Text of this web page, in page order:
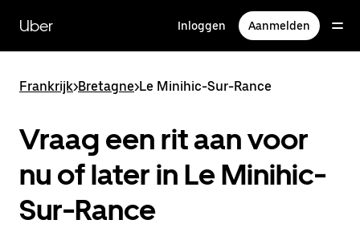
naar
hoofdinhoud
Uber Inloggen Aanmelden
Frankrijk>Bretagne>Le Minihic-Sur-Rance
Vraag een rit aan voor
nu of later in Le Minihic-
Sur-Rance